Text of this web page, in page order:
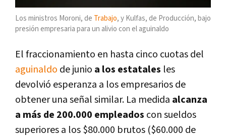
Los ministros Moroni, de Trabajo, y Kulfas, de Producción, bajo
presión empresaria para un alivio con el aguinaldo
El fraccionamiento en hasta cinco cuotas del
aguinaldo de junio a los estatales les
devolvió esperanza a los empresarios de
obtener una señal similar. La medida alcanza
a más de 200.000 empleados con sueldos
superiores a los $80.000 brutos ($60.000 de